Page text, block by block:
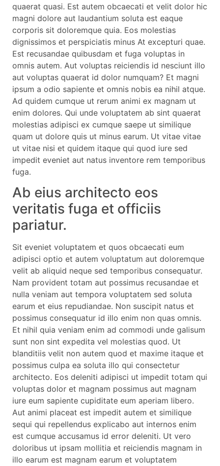
quaerat quasi. Est autem obcaecati et velit dolor hic
magni dolore aut laudantium soluta est eaque
corporis sit doloremque quia. Eos molestias
dignissimos et perspiciatis minus At excepturi quae.
Est recusandae quibusdam et fuga voluptas in
omnis autem. Aut voluptas reiciendis id nesciunt illo
aut voluptas quaerat id dolor numquam? Et magni
ipsum a odio sapiente et omnis nobis ea nihil atque.
Ad quidem cumque ut rerum animi ex magnam ut
enim dolores. Qui unde voluptatem ab sint quaerat
molestias adipisci ex cumque saepe ut similique
quam ut dolore quis ut minus earum. Ut vitae vitae
ut vitae nisi et quidem itaque qui quod iure sed
impedit eveniet aut natus inventore rem temporibus
fuga.
Ab eius architecto eos
veritatis fuga et officiis
pariatur.
Sit eveniet voluptatem et quos obcaecati eum
adipisci optio et autem voluptatum aut doloremque
velit ab aliquid neque sed temporibus consequatur.
Nam provident totam aut possimus recusandae et
nulla veniam aut tempora voluptatem sed soluta
earum et eius repudiandae. Non suscipit natus et
possimus consequatur id illo enim non quas omnis.
Et nihil quia veniam enim ad commodi unde galisum
sunt non sint expedita vel molestias quod. Ut
blanditiis velit non autem quod et maxime itaque et
possimus culpa ea soluta illo qui consectetur
architecto. Eos deleniti adipisci ut impedit totam qui
voluptas dolor et magnam possimus aut magnam
iure eum sapiente cupiditate eum aperiam libero.
Aut animi placeat est impedit autem et similique
sequi qui repellendus explicabo aut internos enim
est cumque accusamus id error deleniti. Ut vero
doloribus ut ipsam mollitia et reiciendis magnam in
illo earum est magnam earum et voluptatem